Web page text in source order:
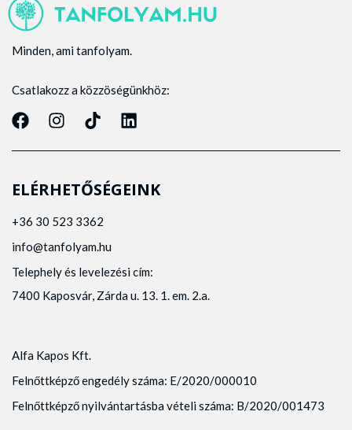
Minden, ami tanfolyam.
Csatlakozz a közzöségünkhöz:
ELÉRHETŐSÉGEINK
+36 30 523 3362
info@tanfolyam.hu
Telephely és levelezési cím:
7400 Kaposvár, Zárda u. 13. 1. em. 2.a.
Alfa Kapos Kft.
Felnőttképző engedély száma: E/2020/000010
Felnőttképző nyilvántartásba vételi száma: B/2020/001473